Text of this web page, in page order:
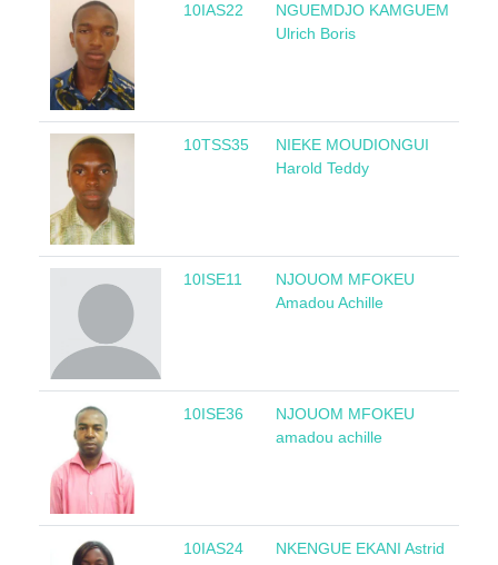
10IAS22
NGUEMDJO KAMGUEM
Ulrich Boris
10TSS35
NIEKE MOUDIONGUI
Harold Teddy
10ISE11
NJOUOM MFOKEU
Amadou Achille
10ISE36
NJOUOM MFOKEU
amadou achille
10IAS24 NKENGUE EKANI Astrid